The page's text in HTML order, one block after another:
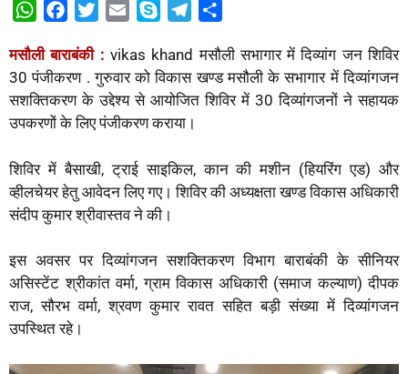
W
a
t
s
A
p
c
e
b
o
k
i
t
t
e
a
i
y
p
e
l
e
g
r
m
a
r
e
मसौली बाराबंकी : vikas khand मसौली सभागार में दिव्यांग जन शिविर
30 पंजीकरण . गुरुवार को विकास खण्ड मसौली के सभागार में दिव्यांगजन
सशक्तिकरण के उद्देश्य से आयोजित शिविर में 30 दिव्यांगजनों ने सहायक
उपकरणों के लिए पंजीकरण कराया।
शिविर में बैसाखी, ट्राई साइकिल, कान की मशीन (हियरिंग एड) और
व्हीलचेयर हेतु आवेदन लिए गए। शिविर की अध्यक्षता खण्ड विकास अधिकारी
संदीप कुमार श्रीवास्तव ने की।
इस अवसर पर दिव्यांगजन सशक्तिकरण विभाग बाराबंकी के सीनियर
असिस्टेंट श्रीकांत वर्मा, ग्राम विकास अधिकारी (समाज कल्याण) दीपक
राज, सौरभ वर्मा, श्रवण कुमार रावत सहित बड़ी संख्या में दिव्यांगजन
उपस्थित रहे।